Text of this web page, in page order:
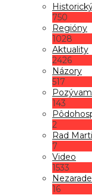
750
Regióny
1028
Aktuality
2426
Názory
517
143
2
Rad
7
Video
1533
16